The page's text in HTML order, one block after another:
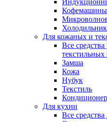
Кофемашины
Для кожаных и
Все
текстильных
Замша
Кожа
Нубук
Текстиль
Для кухни
Все